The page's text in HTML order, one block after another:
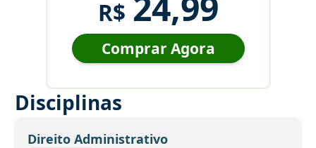
R$
Comprar Agora
Disciplinas
Direito Administrativo